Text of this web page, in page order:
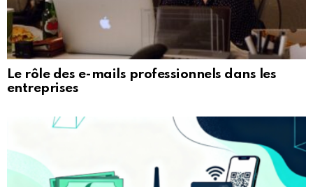
Le rôle des e-mails professionnels dans les
entreprises